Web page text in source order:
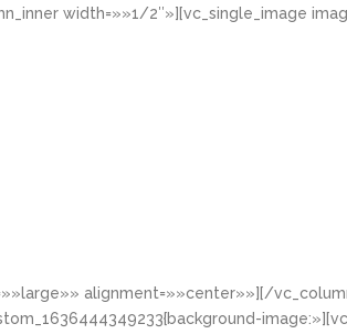
width=»»1/2″»][vc_single_image
alignment=»»center»»][/